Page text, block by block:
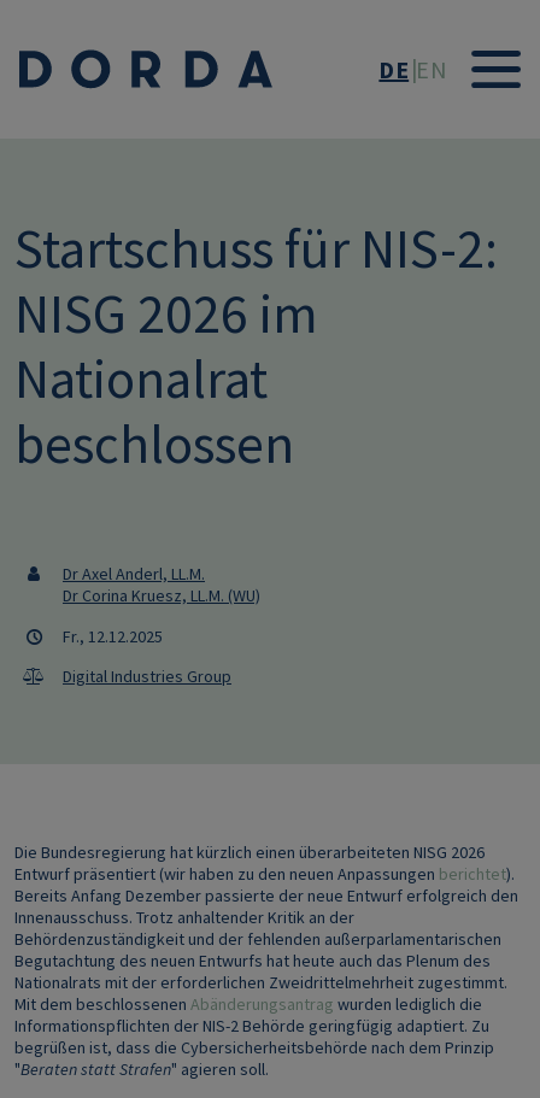
DE EN
Startschuss für NIS-2:
NISG 2026 im
Nationalrat
beschlossen
Dr Axel Anderl, LL.M.
Dr Corina Kruesz, LL.M. (WU)
Fr., 12.12.2025
Digital Industries Group
Die Bundesregierung hat kürzlich einen überarbeiteten NISG 2026
Entwurf präsentiert (wir haben zu den neuen Anpassungen berichtet).
Bereits Anfang Dezember passierte der neue Entwurf erfolgreich den
Innenausschuss. Trotz anhaltender Kritik an der
Behördenzuständigkeit und der fehlenden außerparlamentarischen
Begutachtung des neuen Entwurfs hat heute auch das Plenum des
Nationalrats mit der erforderlichen Zweidrittelmehrheit zugestimmt.
Mit dem beschlossenen Abänderungsantrag wurden lediglich die
Informationspflichten der NIS-2 Behörde geringfügig adaptiert. Zu
begrüßen ist, dass die Cybersicherheitsbehörde nach dem Prinzip
"Beraten statt Strafen" agieren soll.